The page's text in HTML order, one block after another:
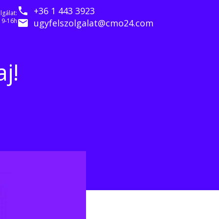
9-16h
+36 1 443 3923
ugyfelszolgalat@cmo24.com